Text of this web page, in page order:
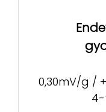
0,30mV/g /